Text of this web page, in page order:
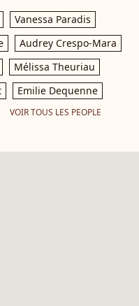
Vanessa Paradis
Audrey Crespo-Mara
Mélissa Theuriau
Emilie Dequenne
VOIR TOUS LES PEOPLE